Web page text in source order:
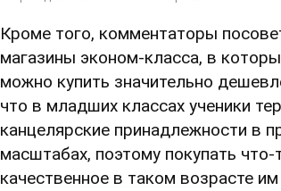
Кроме того, комментаторы
магазины эконом-класса, в
можно купить значительно
что в младших классах ученики
канцелярские принадлежности в
масштабах, поэтому покупать что-
качественное в таком возрасте